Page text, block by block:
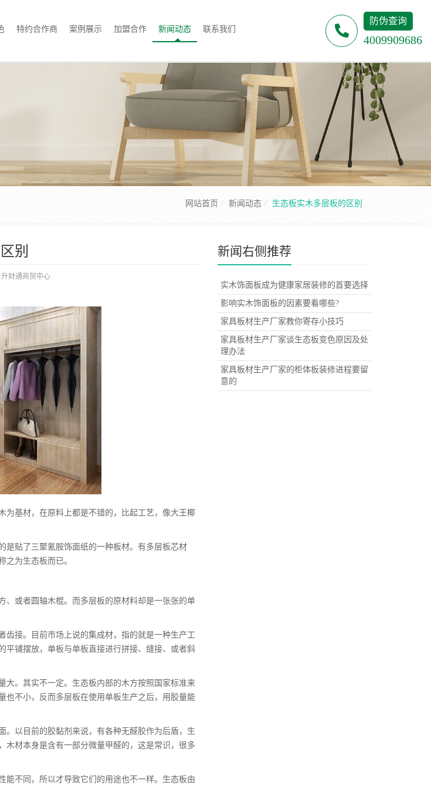
特约合作商 案例展示 加盟合作 新闻动态 联系我们
防伪查询
4009909686
网站首页 新闻动态 生态板实木多层板的区别
别
财通商贸中心
为基材，在原料上都是不错的，比起工艺，像大王椰
贴了三聚氰胺饰面纸的一种板材。有多层板芯材
之为生态板而已。
或者圆轴木棍。而多层板的原材料却是一张张的单
接。目前市场上说的集成材，指的就是一种生产工
平铺摆放，单板与单板直接进行拼接、缝接、或者斜
。其实不一定。生态板内部的木方按照国家标准来
也不小，反而多层板在使用单板生产之后，用胶量能
以目前的胶黏剂来说，有各种无醛胶作为后盾，生
木材本身是含有一部分微量甲醛的，这是常识，很多
不同，所以才导致它们的用途也不一样。生态板由
新闻右侧推荐
实木饰面板成为健康家居装修的首要选择
影响实木饰面板的因素要看哪些?
家具板材生产厂家教你寄存小技巧
家具板材生产厂家谈生态板变色原因及处
理办法
家具板材生产厂家的柜体板装修进程要留
意的